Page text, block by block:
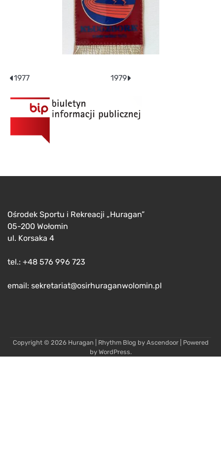
Nawigacja
wpisu
1977 1979
Ośrodek Sportu i Rekreacji „Huragan”
05-200 Wołomin
ul. Korsaka 4
tel.: +48 576 996 723
email: sekretariat@osirhuraganwolomin.pl
Copyright © 2026 Huragan | Rhythm Blog by Ascendoor| Powered
by WordPress.